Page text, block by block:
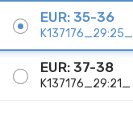
EUR: 35-36
K137176_29:25_
EUR: 37-38
K137176_29:21_